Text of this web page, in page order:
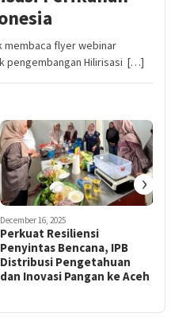
membaca flyer webinar
pengembangan Hilirisasi […]
December 16, 2025
Perkuat Resiliensi
Penyintas Bencana, IPB
Distribusi Pengetahuan
dan Inovasi Pangan ke Aceh
›